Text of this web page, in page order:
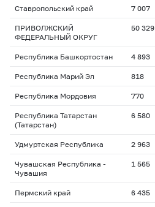
Ставропольский край 7 007
ПРИВОЛЖСКИЙ
ФЕДЕРАЛЬНЫЙ ОКРУГ
50 329
Республика Башкортостан 4 893
Республика Марий Эл 818
Республика Мордовия 770
Республика Татарстан
(Татарстан)
6 580
Удмуртская Республика 2 963
Чувашская Республика -
Чувашия
1 565
Пермский край 6 435